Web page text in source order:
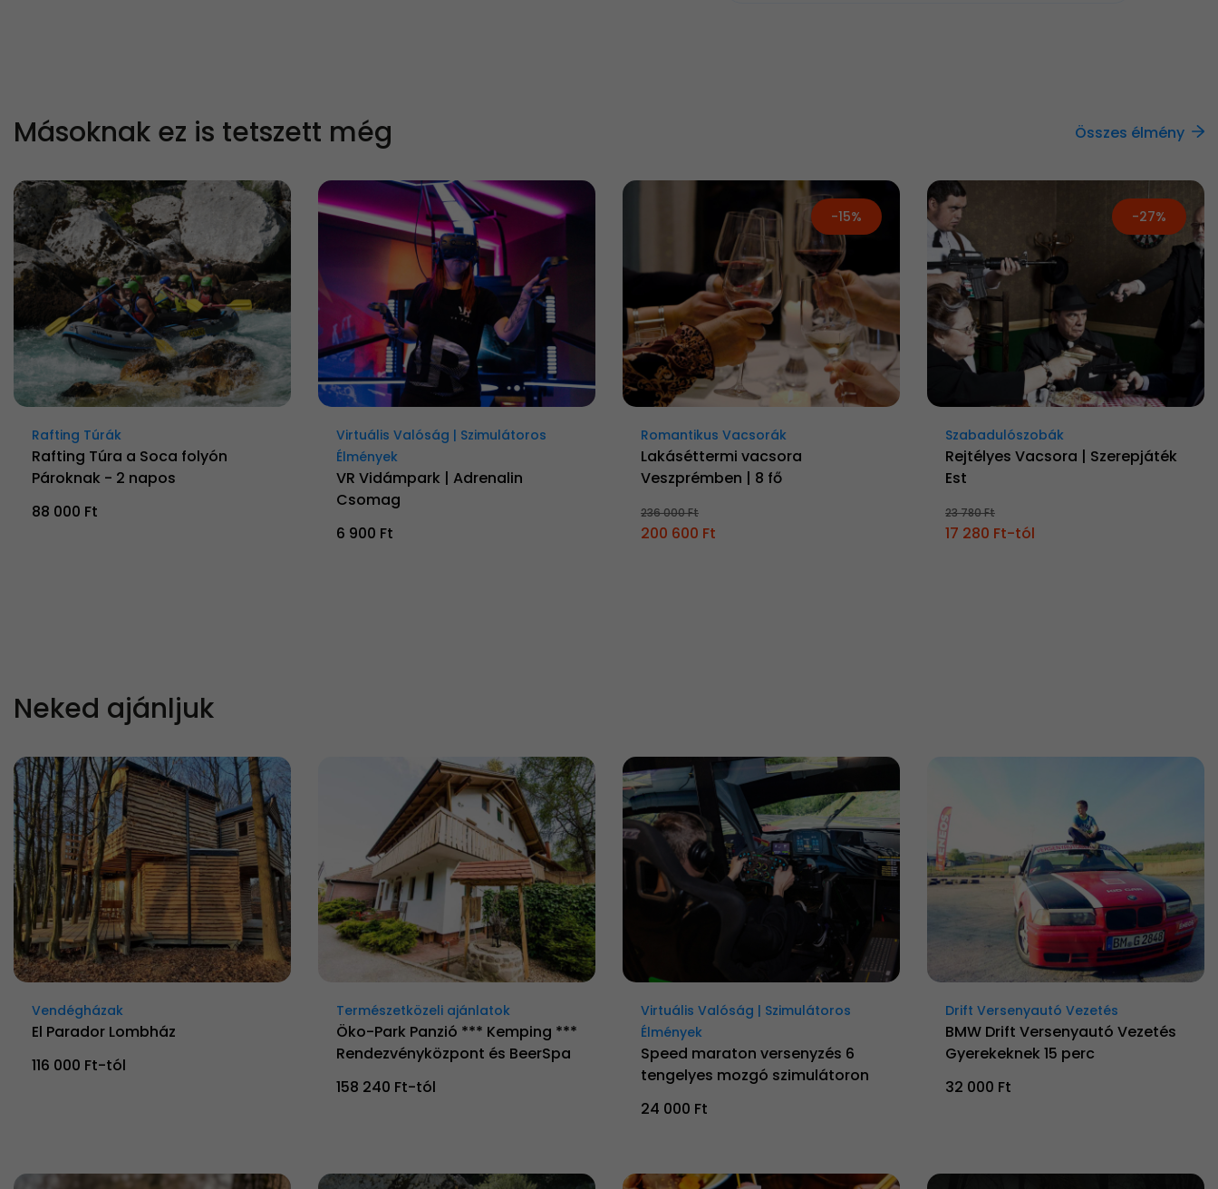
Másoknak ez is tetszett még Összes élmény
Rafting Túrák
Rafting Túra a Soca folyón
Pároknak - 2 napos
88 000 Ft
Virtuális Valóság | Szimulátoros
Élmények
VR Vidámpark | Adrenalin
Csomag
6 900 Ft
-15%
Romantikus Vacsorák
Lakáséttermi vacsora
Veszprémben | 8 fő
236 000 Ft
200 600 Ft
-27%
Szabadulószobák
Rejtélyes Vacsora | Szerepjáték
Est
23 780 Ft
17 280 Ft-tól
Neked ajánljuk
Vendégházak
El Parador Lombház
116 000 Ft-tól
Természetközeli ajánlatok
Öko-Park Panzió *** Kemping ***
Rendezvényközpont és BeerSpa
158 240 Ft-tól
Virtuális Valóság | Szimulátoros
Élmények
Speed maraton versenyzés 6
tengelyes mozgó szimulátoron
24 000 Ft
Drift Versenyautó Vezetés
BMW Drift Versenyautó Vezetés
Gyerekeknek 15 perc
32 000 Ft